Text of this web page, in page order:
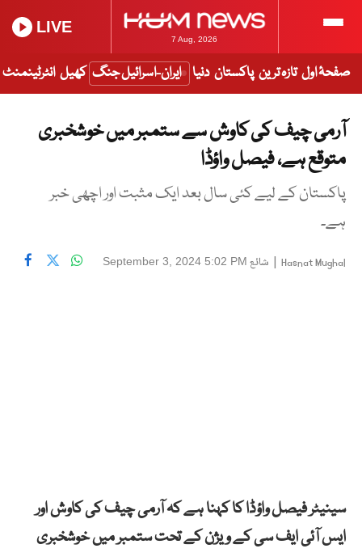
7 Aug, 2026
LIVE
صفحۂ اول تازہ ترین پاکستان دنیا ایران-اسرائیل جنگ کھیل انٹرٹینمنٹ
آرمی چیف کی کاوش سے ستمبر میں خوشخبری
متوقع ہے، فیصل واؤڈا
پاکستان کے لیے کئی سال بعد ایک مثبت اور اچھی خبر
ہے۔
Hasnat Mughal
| شائع September 3, 2024 5:02 PM
سینیٹر فیصل واؤڈا کا کہنا ہے کہ آرمی چیف کی کاوش اور
ایس آئی ایف سی کے ویژن کے تحت ستمبر میں خوشخبری